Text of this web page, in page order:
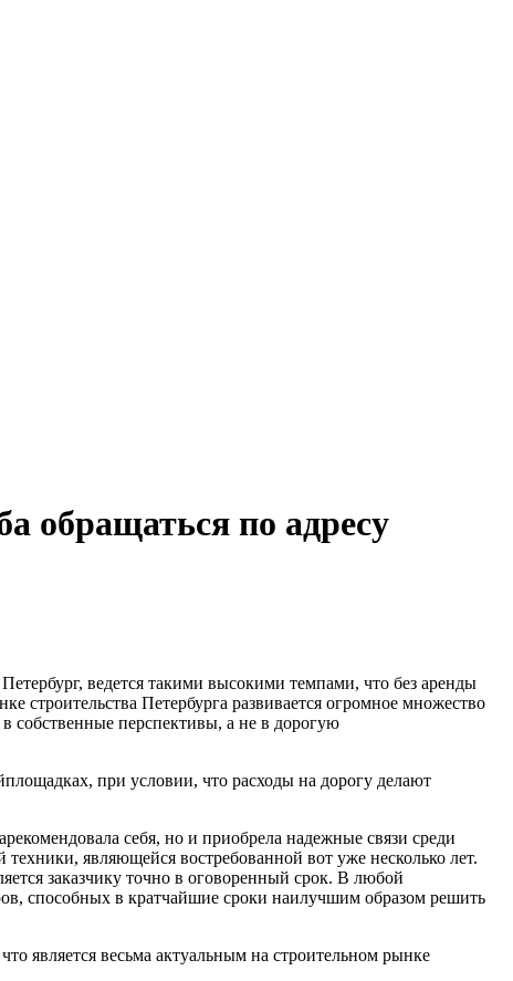
обращаться по адресу
ведется такими высокими темпами, что без аренды
строительства Петербурга развивается огромное множество
собственные перспективы, а не в дорогую
при условии, что расходы на дорогу делают
себя, но и приобрела надежные связи среди
являющейся востребованной вот уже несколько лет.
заказчику точно в оговоренный срок. В любой
способных в кратчайшие сроки наилучшим образом решить
является весьма актуальным на строительном рынке